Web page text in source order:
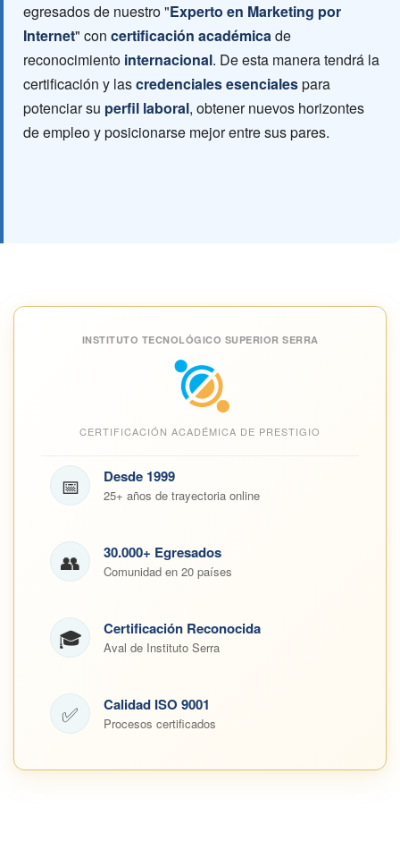
egresados de nuestro "Experto en Marketing por
Internet" con certificación académicade
reconocimiento internacional. De esta manera tendrá la
certificación y lascredenciales esencialespara
potenciar su perfil laboral, obtener nuevos horizontes
de empleo y posicionarse mejor entre sus pares.
INSTITUTO TECNOLÓGICO SUPERIOR SERRA
CERTIFICACIÓN ACADÉMICA DE PRESTIGIO
📅 Desde 1999
25+ años de trayectoria online
👥 30.000+ Egresados
Comunidad en 20 países
🎓 Certificación Reconocida
Aval de Instituto Serra
✅ Calidad ISO 9001
Procesos certificados